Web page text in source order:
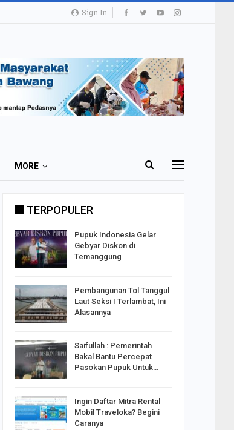
Sign In
MORE
TERPOPULER
Pupuk Indonesia Gelar
Gebyar Diskon di
Temanggung
Pembangunan Tol Tanggul
Laut Seksi I Terlambat, Ini
Alasannya
Saifullah : Pemerintah
Bakal Bantu Percepat
Pasokan Pupuk Untuk…
Ingin Daftar Mitra Rental
Mobil Traveloka? Begini
Caranya